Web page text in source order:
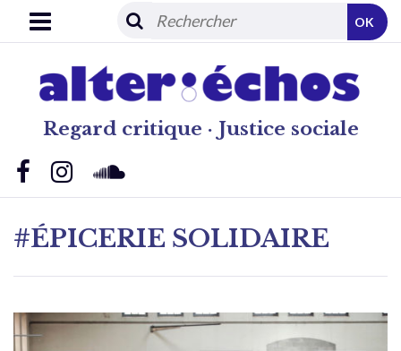
Regard critique · Justice sociale
OK
#ÉPICERIE SOLIDAIRE